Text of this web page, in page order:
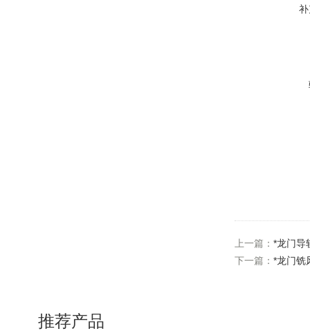
上一篇： *龙门导
下一篇： *龙门铣
推荐产品